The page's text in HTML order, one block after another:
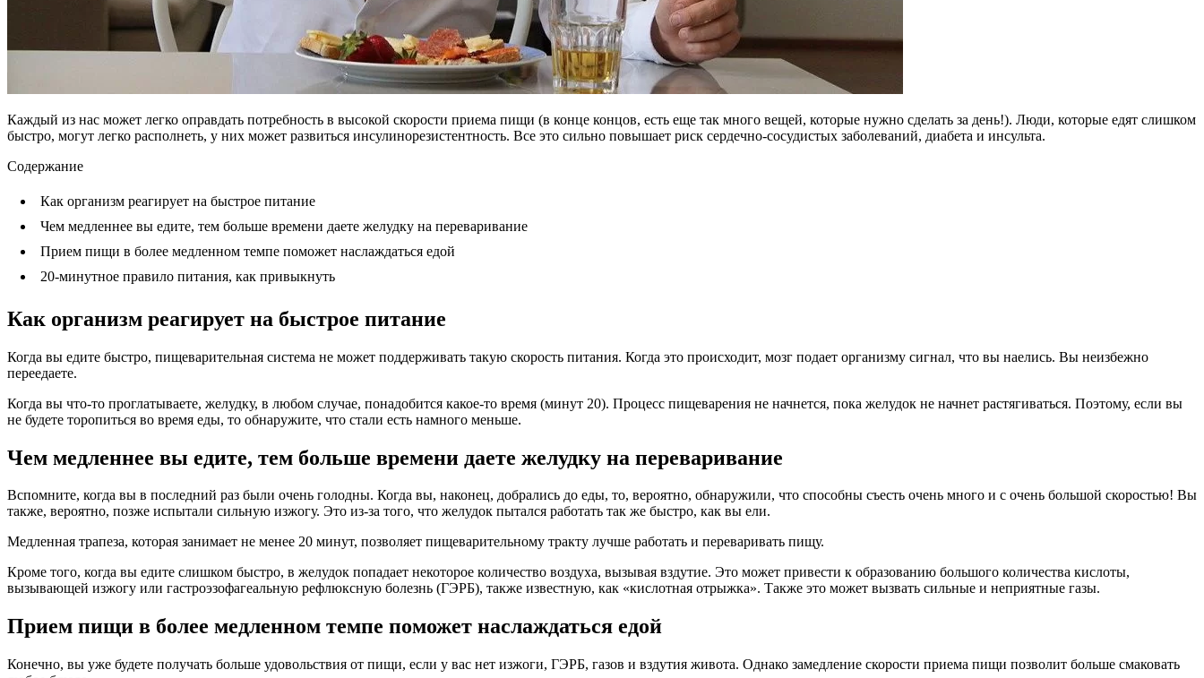
Каждый из нас может легко оправдать потребность в высокой скорости приема пищи (в конце концов, есть еще так много вещей, которые нужно сделать за день!). Люди, которые едят слишком
быстро, могут легко располнеть, у них может развиться инсулинорезистентность. Все это сильно повышает риск сердечно-сосудистых заболеваний, диабета и инсульта.
Содержание
Как организм реагирует на быстрое питание
Чем медленнее вы едите, тем больше времени даете желудку на переваривание
Прием пищи в более медленном темпе поможет наслаждаться едой
20-минутное правило питания, как привыкнуть
Как организм реагирует на быстрое питание
Когда вы едите быстро, пищеварительная система не может поддерживать такую скорость питания. Когда это происходит, мозг подает организму сигнал, что вы наелись. Вы неизбежно
переедаете.
Когда вы что-то проглатываете, желудку, в любом случае, понадобится какое-то время (минут 20). Процесс пищеварения не начнется, пока желудок не начнет растягиваться. Поэтому, если вы
не будете торопиться во время еды, то обнаружите, что стали есть намного меньше.
Чем медленнее вы едите, тем больше времени даете желудку на переваривание
Вспомните, когда вы в последний раз были очень голодны. Когда вы, наконец, добрались до еды, то, вероятно, обнаружили, что способны съесть очень много и с очень большой скоростью! Вы
также, вероятно, позже испытали сильную изжогу. Это из-за того, что желудок пытался работать так же быстро, как вы ели.
Медленная трапеза, которая занимает не менее 20 минут, позволяет пищеварительному тракту лучше работать и переваривать пищу.
Кроме того, когда вы едите слишком быстро, в желудок попадает некоторое количество воздуха, вызывая вздутие. Это может привести к образованию большого количества кислоты,
вызывающей изжогу или гастроэзофагеальную рефлюксную болезнь (ГЭРБ), также известную, как «кислотная отрыжка». Также это может вызвать сильные и неприятные газы.
Прием пищи в более медленном темпе поможет наслаждаться едой
Конечно, вы уже будете получать больше удовольствия от пищи, если у вас нет изжоги, ГЭРБ, газов и вздутия живота. Однако замедление скорости приема пищи позволит больше смаковать